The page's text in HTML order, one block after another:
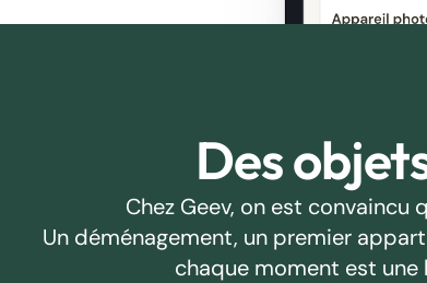
Des
Chez Geev, on est convaincu
Un déménagement, un premier
chaque moment est